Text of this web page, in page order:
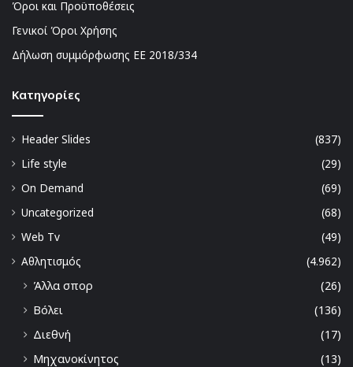
Όροι και Προϋποθέσεις
Γενικοί Όροι Χρήσης
Δήλωση συμμόρφωσης ΕΕ 2018/334
Kατηγορίες
Header Slides
(837)
Life style
(29)
On Demand
(69)
Uncategorized
(68)
Web Tv
(49)
Αθλητισμός
(4.962)
Άλλα σπορ
(26)
Βόλει
(136)
Διεθνή
(17)
Μηχανοκίνητος
(13)